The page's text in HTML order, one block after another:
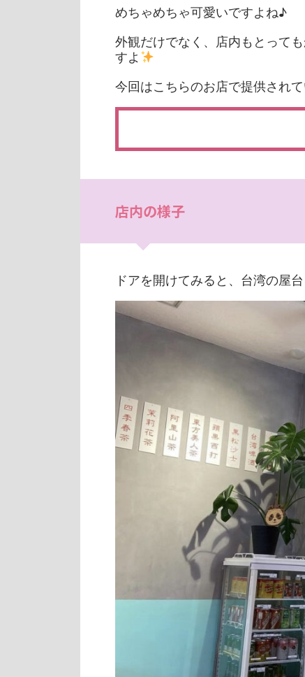
めちゃめちゃ可愛いですよね♪
外観だけでなく、店内もとって
すよ
今回はこちらのお店で提供され
店内の様子
ドアを開けてみると、台湾の屋